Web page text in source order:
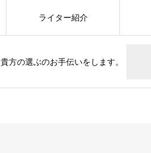
方の選ぶのお手伝いをします。
ライター紹介